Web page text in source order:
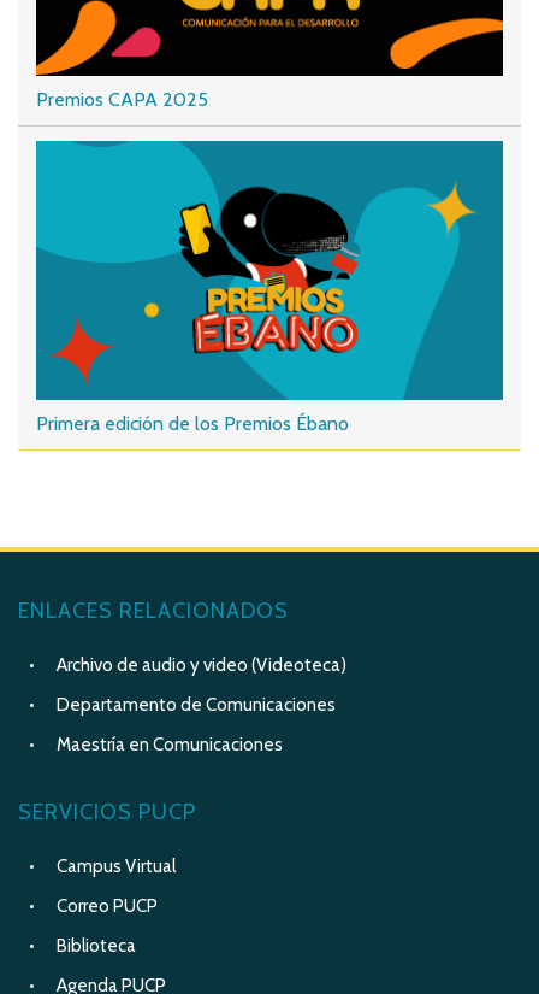
Premios CAPA 2025
Primera edición de los Premios Ébano
ENLACES RELACIONADOS
Archivo de audio y video (Videoteca)
Departamento de Comunicaciones
Maestría en Comunicaciones
SERVICIOS PUCP
Campus Virtual
Correo PUCP
Biblioteca
Agenda PUCP